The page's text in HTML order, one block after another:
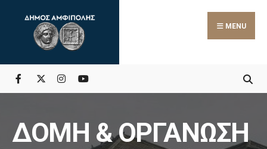
MENU
ΔΟΜΗ & ΟΡΓΑΝΩΣΗ